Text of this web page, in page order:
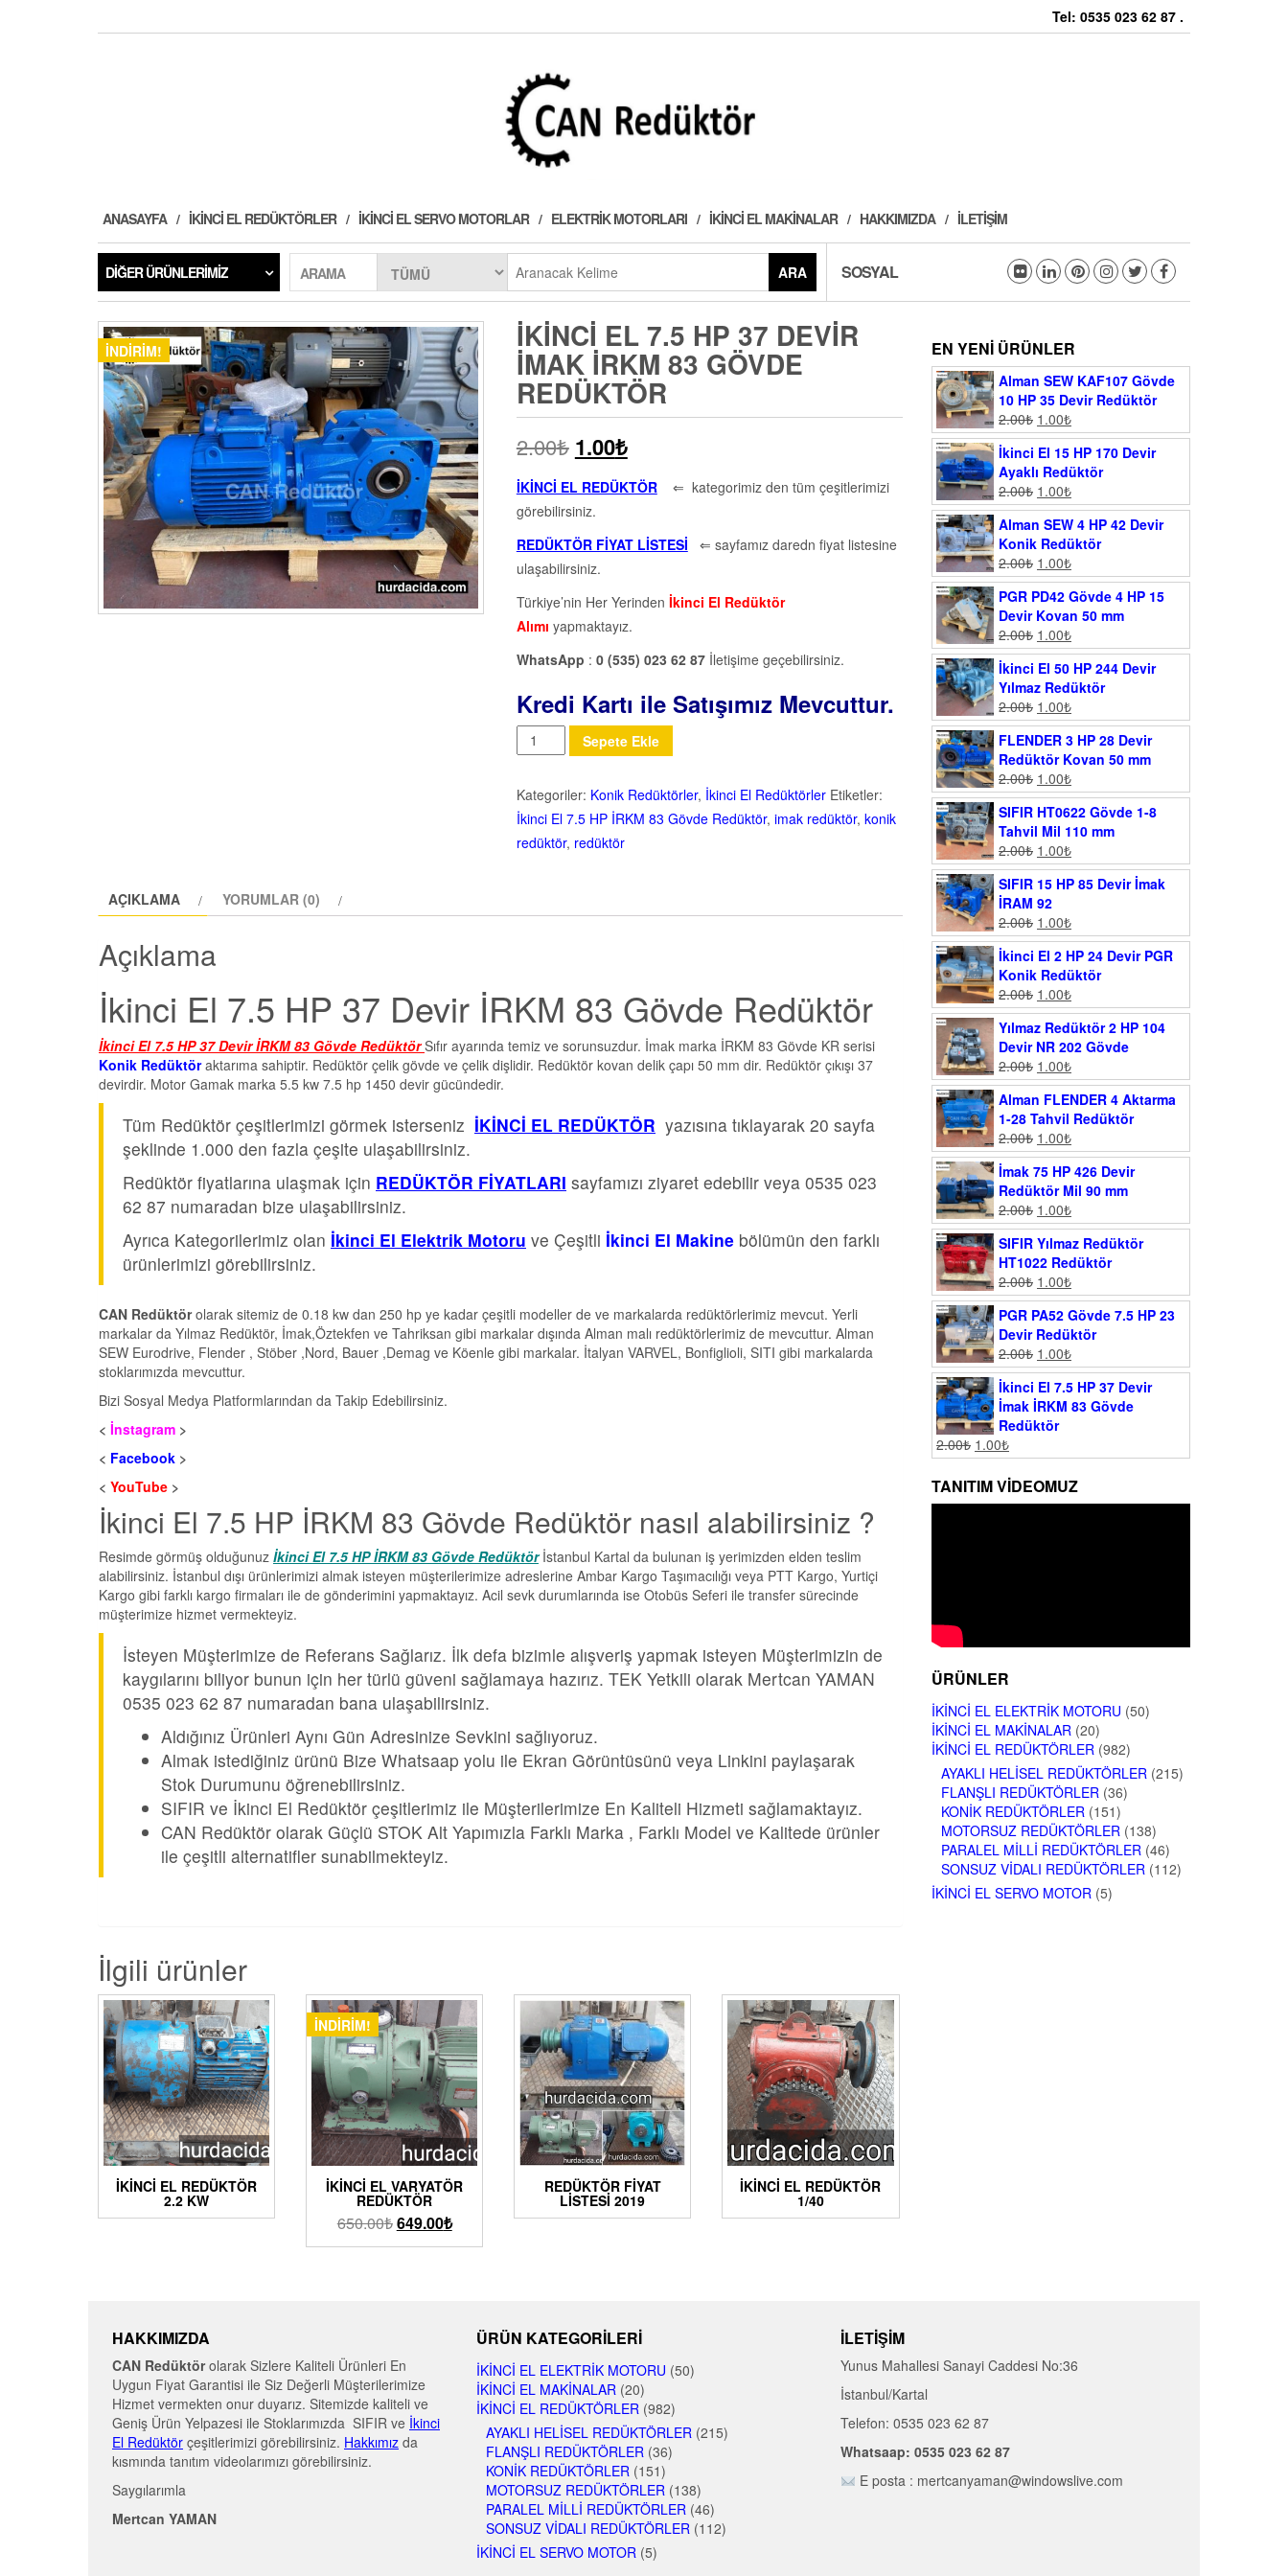
Tel: 0535 023 62 87 .
ANASAYFA İKINCI EL REDÜKTÖRLER İKINCI EL SERVO MOTORLAR ELEKTRIK MOTORLARI İKINCI EL MAKINALAR HAKKIMIZDA İLETIŞIM
DIĞER ÜRÜNLERIMIZ ARAMA ARA SOSYAL
İNDIRIM! İKINCI EL 7.5 HP 37 DEVIR
İMAK İRKM 83 GÖVDE
REDÜKTÖR
2.00₺ 1.00₺
İKİNCİ EL REDÜKTÖR⇐ kategorimiz den tüm çeşitlerimizi
görebilirsiniz.
REDÜKTÖR FİYAT LİSTESİ ⇐ sayfamız daredn fiyat listesine
ulaşabilirsiniz.
Türkiye’nin Her Yerinden İkinci El Redüktör
Alımı yapmaktayız.
WhatsApp : 0 (535) 023 62 87 İletişime geçebilirsiniz.
Kredi Kartı ile Satışımız Mevcuttur.
Miktar Sepete Ekle
Kategoriler: Konik Redüktörler, İkinci El Redüktörler Etiketler:
İkinci El 7.5 HP İRKM 83 Gövde Redüktör, imak redüktör, konik
redüktör, redüktör
AÇIKLAMA YORUMLAR (0)
Açıklama
İkinci El 7.5 HP 37 Devir İRKM 83 Gövde Redüktör
İkinci El 7.5 HP 37 Devir İRKM 83 Gövde Redüktör Sıfır ayarında temiz ve sorunsuzdur. İmak marka İRKM 83 Gövde KR serisi
Konik Redüktöraktarıma sahiptir. Redüktör çelik gövde ve çelik dişlidir. Redüktör kovan delik çapı 50 mm dir. Redüktör çıkışı 37
devirdir. Motor Gamak marka 5.5 kw 7.5 hp 1450 devir gücündedir.
Tüm Redüktör çeşitlerimizi görmek isterseniz İKİNCİ EL REDÜKTÖR yazısına tıklayarak 20 sayfa
şeklinde 1.000 den fazla çeşite ulaşabilirsiniz.
Redüktör fiyatlarına ulaşmak için REDÜKTÖR FİYATLARI sayfamızı ziyaret edebilir veya 0535 023
62 87 numaradan bize ulaşabilirsiniz.
Ayrıca Kategorilerimiz olan İkinci El Elektrik Motoru ve Çeşitli İkinci El Makine bölümün den farklı
ürünlerimizi görebilirsiniz.
CAN Redüktörolarak sitemiz de 0.18 kw dan 250 hp ye kadar çeşitli modeller de ve markalarda redüktörlerimiz mevcut. Yerli
markalar da Yılmaz Redüktör, İmak,Öztekfen ve Tahriksan gibi markalar dışında Alman malı redüktörlerimiz de mevcuttur. Alman
SEW Eurodrive, Flender , Stöber ,Nord, Bauer ,Demag ve Köenle gibi markalar. İtalyan VARVEL, Bonfiglioli, SITI gibi markalarda
stoklarımızda mevcuttur.
Bizi Sosyal Medya Platformlarından da Takip Edebilirsiniz.
< İnstagram >
< Facebook >
< YouTube >
İkinci El 7.5 HP İRKM 83 Gövde Redüktör nasıl alabilirsiniz ?
Resimde görmüş olduğunuz İkinci El 7.5 HP İRKM 83 Gövde Redüktörİstanbul Kartal da bulunan iş yerimizden elden teslim
alabilirsiniz. İstanbul dışı ürünlerimizi almak isteyen müşterilerimize adreslerine Ambar Kargo Taşımacılığı veya PTT Kargo, Yurtiçi
Kargo gibi farklı kargo firmaları ile de gönderimini yapmaktayız. Acil sevk durumlarında ise Otobüs Seferi ile transfer sürecinde
müşterimize hizmet vermekteyiz.
İsteyen Müşterimize de Referans Sağlarız. İlk defa bizimle alışveriş yapmak isteyen Müşterimizin de
kaygılarını biliyor bunun için her türlü güveni sağlamaya hazırız. TEK Yetkili olarak Mertcan YAMAN
0535 023 62 87 numaradan bana ulaşabilirsiniz.
Aldığınız Ürünleri Aynı Gün Adresinize Sevkini sağlıyoruz.
Almak istediğiniz ürünü Bize Whatsaap yolu ile Ekran Görüntüsünü veya Linkini paylaşarak
Stok Durumunu öğrenebilirsiniz.
SIFIR ve İkinci El Redüktör çeşitlerimiz ile Müşterilerimize En Kaliteli Hizmeti sağlamaktayız.
CAN Redüktör olarak Güçlü STOK Alt Yapımızla Farklı Marka , Farklı Model ve Kalitede ürünler
ile çeşitli alternatifler sunabilmekteyiz.
İlgili ürünler
İKİNCİ EL REDÜKTÖR
2.2 KW
İNDIRIM!
İKINCI EL VARYATÖR
REDÜKTÖR
650.00₺649.00₺
REDÜKTÖR FIYAT
LISTESI 2019
İKINCI EL REDÜKTÖR
1/40
EN YENI ÜRÜNLER
Alman SEW KAF107 Gövde
10 HP 35 Devir Redüktör
2.00₺ 1.00₺
İkinci El 15 HP 170 Devir
Ayaklı Redüktör
2.00₺ 1.00₺
Alman SEW 4 HP 42 Devir
Konik Redüktör
2.00₺ 1.00₺
PGR PD42 Gövde 4 HP 15
Devir Kovan 50 mm
2.00₺ 1.00₺
İkinci El 50 HP 244 Devir
Yılmaz Redüktör
2.00₺ 1.00₺
FLENDER 3 HP 28 Devir
Redüktör Kovan 50 mm
2.00₺ 1.00₺
SIFIR HT0622 Gövde 1-8
Tahvil Mil 110 mm
2.00₺ 1.00₺
SIFIR 15 HP 85 Devir İmak
İRAM 92
2.00₺ 1.00₺
İkinci El 2 HP 24 Devir PGR
Konik Redüktör
2.00₺ 1.00₺
Yılmaz Redüktör 2 HP 104
Devir NR 202 Gövde
2.00₺ 1.00₺
Alman FLENDER 4 Aktarma
1-28 Tahvil Redüktör
2.00₺ 1.00₺
İmak 75 HP 426 Devir
Redüktör Mil 90 mm
2.00₺ 1.00₺
SIFIR Yılmaz Redüktör
HT1022 Redüktör
2.00₺ 1.00₺
PGR PA52 Gövde 7.5 HP 23
Devir Redüktör
2.00₺ 1.00₺
İkinci El 7.5 HP 37 Devir
İmak İRKM 83 Gövde
Redüktör
2.00₺ 1.00₺
TANITIM VIDEOMUZ
ÜRÜNLER
İKINCI EL ELEKTRIK MOTORU (50)
İKINCI EL MAKINALAR (20)
İKINCI EL REDÜKTÖRLER (982)
AYAKLI HELISEL REDÜKTÖRLER (215)
FLANŞLI REDÜKTÖRLER (36)
KONIK REDÜKTÖRLER (151)
MOTORSUZ REDÜKTÖRLER (138)
PARALEL MILLI REDÜKTÖRLER (46)
SONSUZ VIDALI REDÜKTÖRLER (112)
İKINCI EL SERVO MOTOR (5)
HAKKIMIZDA
CAN Redüktörolarak Sizlere Kaliteli Ürünleri En
Uygun Fiyat Garantisi ile Siz Değerli Müşterilerimize
Hizmet vermekten onur duyarız. Sitemizde kaliteli ve
Geniş Ürün Yelpazesi ile Stoklarımızda SIFIR ve İkinci
El Redüktör çeşitlerimizi görebilirsiniz. Hakkımız da
kısmında tanıtım videolarımızı görebilirsiniz.
Saygılarımla
Mertcan YAMAN
ÜRÜN KATEGORILERI
İKINCI EL ELEKTRIK MOTORU (50)
İKINCI EL MAKINALAR (20)
İKINCI EL REDÜKTÖRLER (982)
AYAKLI HELISEL REDÜKTÖRLER (215)
FLANŞLI REDÜKTÖRLER (36)
KONIK REDÜKTÖRLER (151)
MOTORSUZ REDÜKTÖRLER (138)
PARALEL MILLI REDÜKTÖRLER (46)
SONSUZ VIDALI REDÜKTÖRLER (112)
İKINCI EL SERVO MOTOR (5)
İLETIŞIM
Yunus Mahallesi Sanayi Caddesi No:36
İstanbul/Kartal
Telefon: 0535 023 62 87
Whatsaap: 0535 023 62 87
E posta : mertcanyaman@windowslive.com